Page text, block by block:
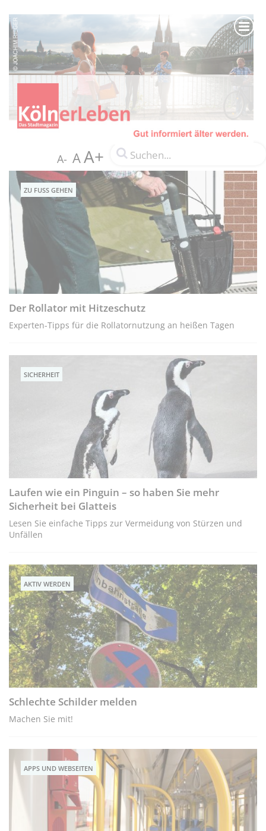
A- AA+
ZU FUSS GEHEN
Der Rollator mit Hitzeschutz
Experten-Tipps für die Rollatornutzung an heißen Tagen
SICHERHEIT
Laufen wie ein Pinguin – so haben Sie mehr
Sicherheit bei Glatteis
Lesen Sie einfache Tipps zur Vermeidung von Stürzen und
Unfällen
AKTIV WERDEN
Schlechte Schilder melden
Machen Sie mit!
APPS UND WEBSEITEN